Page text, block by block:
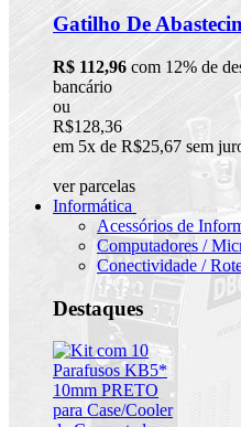
Gatilho De
R$ 112,96 com 12% de
bancário
ou
R$128,36
em 5x de R$25,67 sem
ver parcelas
Informática
Acessórios de
Computadores /
Conectividade /
Destaques